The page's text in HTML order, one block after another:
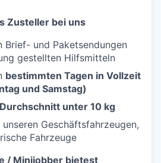
Zusteller bei uns
Brief- und Paketsendungen
gestellten Hilfsmitteln
bestimmten Tagen in Vollzeit
und Samstag)
unter 10 kg
unseren Geschäftsfahrzeugen,
Fahrzeuge
/ Minijobber bietest